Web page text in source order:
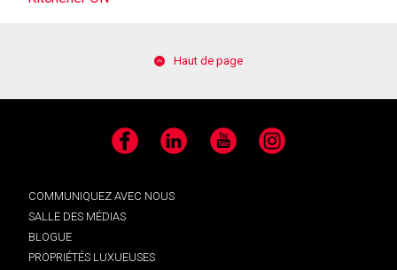
Haut de page
Facebook LinkedIn YouTube Instagram
COMMUNIQUEZ AVEC NOUS
SALLE DES MÉDIAS
BLOGUE
PROPRIÉTÉS LUXUEUSES